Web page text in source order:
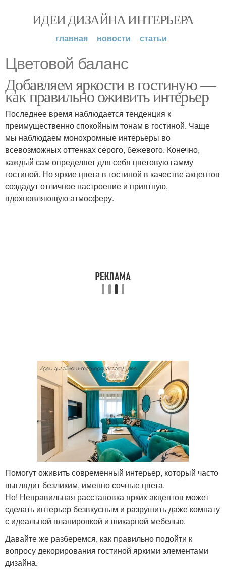
ИДЕИ ДИЗАЙНА ИНТЕРЬЕРА
главная новости статьи
Цветовой баланс
Добавляем яркости в гостиную —
как правильно оживить интерьер
Последнее время наблюдается тенденция к
преимущественно спокойным тонам в гостиной. Чаще
мы наблюдаем монохромные интерьеры во
всевозможных оттенках серого, бежевого. Конечно,
каждый сам определяет для себя цветовую гамму
гостиной. Но яркие цвета в гостиной в качестве акцентов
создадут отличное настроение и приятную,
вдохновляющую атмосферу.
Помогут оживить современный интерьер, который часто
выглядит безликим, именно сочные цвета.
Но! Неправильная расстановка ярких акцентов может
сделать интерьер безвкусным и разрушить даже комнату
с идеальной планировкой и шикарной мебелью.
Давайте же разберемся, как правильно подойти к
вопросу декорирования гостиной яркими элементами
дизайна.